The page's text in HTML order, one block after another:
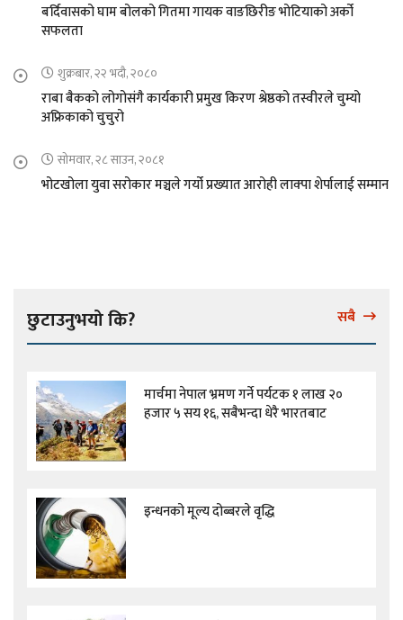
बर्दिवासको घाम बोलको गितमा गायक वाङछिरीङ भोटियाको अर्को
सफलता
शुक्रबार, २२ भदौ, २०८०
राबा बैकको लोगोसंगै कार्यकारी प्रमुख किरण श्रेष्ठको तस्वीरले चुम्यो
अफ्रिकाको चुचुरो
सोमवार, २८ साउन, २०८१
भोटखोला युवा सरोकार मञ्चले गर्यो प्रख्यात आरोही लाक्पा शेर्पालाई सम्मान
छुटाउनुभयो कि? सबै
मार्चमा नेपाल भ्रमण गर्ने पर्यटक १ लाख २०
हजार ५ सय १६, सबैभन्दा धेरै भारतबाट
इन्धनको मूल्य दोब्बरले वृद्धि